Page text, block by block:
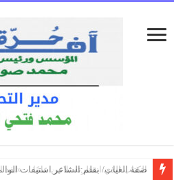
كفّي/بقلم:زكي العلي ( العراق )
بكاء المساكين / بقلم:هشام باشا (اليمن)
إِنْ يَنْقُصِ الصَّبْرُ/ بقلم:أحمد النظامي